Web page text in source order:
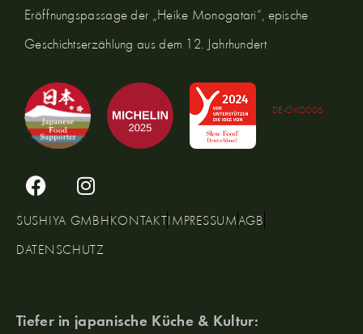
Eröffnungspassage der „Heike Monogatari“, epische
Geschichtserzählung aus dem 12. Jahrhundert
DE-ÖKO006
SUSHIYA GMBHKONTAKTIMPRESSUMAGB
DATENSCHUTZ
Tiefer in japanische Küche & Kultur: